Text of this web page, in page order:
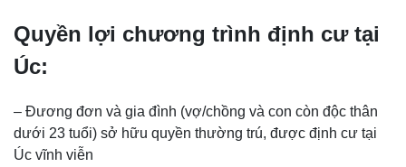
Quyền lợi chương trình định cư tại
Úc:
– Đương đơn và gia đình (vợ/chồng và con còn độc thân
dưới 23 tuổi) sở hữu quyền thường trú, được định cư tại
Úc vĩnh viễn